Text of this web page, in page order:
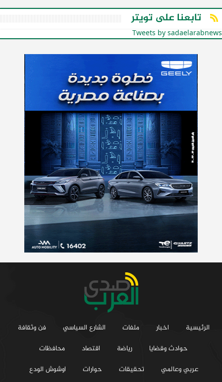
تابعنا على تويتر
Tweets by sadaelarabnews
الرئيسية اخبار ملفات الشارع السياسي
فن وثقافة
حوادث وقضايا
رياضة اقتصاد
محافظات
عربي وعالمي
تحقيقات حوارات اوشوش الودع